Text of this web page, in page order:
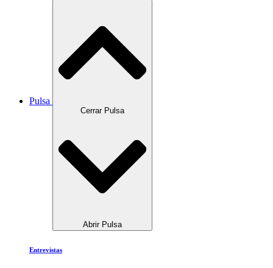
Pulsa
Cerrar Pulsa
Abrir Pulsa
Entrevistas